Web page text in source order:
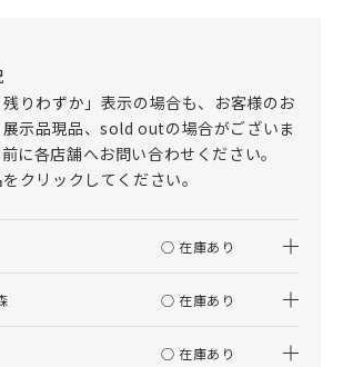
りわずか」表示の場合も、お客様のお
示品現品、sold outの場合がございま
に各店舗へお問い合わせください。
クリックしてください。
○ 在庫あり
○ 在庫あり
○ 在庫あり